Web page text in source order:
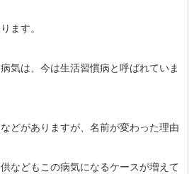
ます。
気は、今は生活習慣病と呼ばれていま
どがありますが、名前が変わった理由
などもこの病気になるケースが増えて